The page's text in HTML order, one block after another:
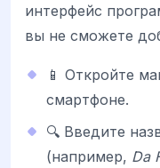
интерфейс
вы не сможете
📱 Откройте
смартфоне.
🔍 Введите
(например, Da